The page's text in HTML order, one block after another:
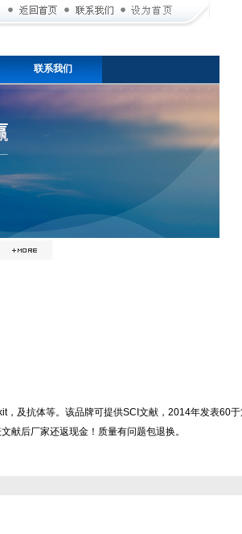
联系我们
及抗体等。该品牌可提供SCI文献，2014年发表60于
献后厂家还返现金！质量有问题包退换。